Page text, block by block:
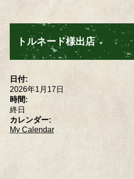
トルネード様出店
日付:
2026年1月17日
時間:
終日
カレンダー:
My Calendar